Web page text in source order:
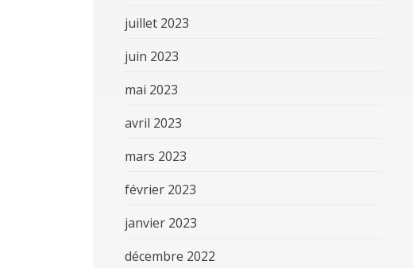
juillet 2023
juin 2023
mai 2023
avril 2023
mars 2023
février 2023
janvier 2023
décembre 2022